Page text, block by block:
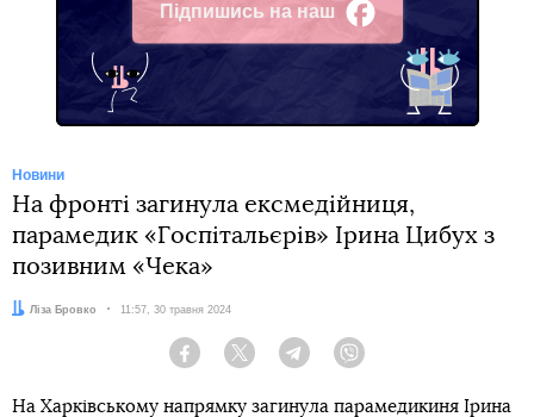
Підпишись на наш
Facebook
Новини
На фронті загинула ексмедійниця,
парамедик «Госпітальєрів» Ірина Цибух з
позивним «Чека»
Автор:
Ліза Бровко Дата:
11:57, 30 травня 2024
Facebook Twitter Telegram
На Харківському напрямку загинула парамедикиня Ірина